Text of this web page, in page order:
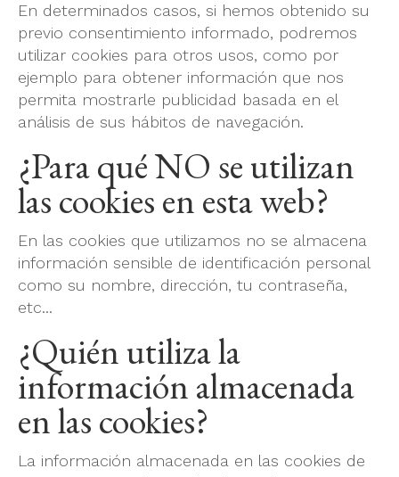
En determinados casos, si hemos obtenido su
previo consentimiento informado, podremos
utilizar cookies para otros usos, como por
ejemplo para obtener información que nos
permita mostrarle publicidad basada en el
análisis de sus hábitos de navegación.
¿Para qué NO se utilizan
las cookies en esta web?
En las cookies que utilizamos no se almacena
información sensible de identificación personal
como su nombre, dirección, tu contraseña,
etc...
¿Quién utiliza la
información almacenada
en las cookies?
La información almacenada en las cookies de